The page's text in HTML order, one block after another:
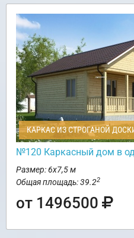
КАРКАС ИЗ СТРОГАНОЙ
№120 Каркасный дом в
Размер: 6х7,5 м
Общая площадь: 39.22
от 1496500